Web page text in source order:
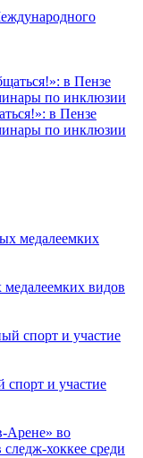
в Пензе
по инклюзии
видов
спорт и участие